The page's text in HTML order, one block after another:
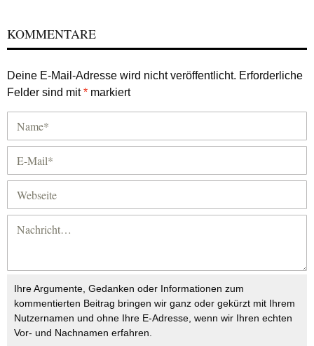
KOMMENTARE
Deine E-Mail-Adresse wird nicht veröffentlicht. Erforderliche
Felder sind mit* markiert
Ihre Argumente, Gedanken oder Informationen zum
kommentierten Beitrag bringen wir ganz oder gekürzt mit Ihrem
Nutzernamen und ohne Ihre E-Adresse, wenn wir Ihren echten
Vor- und Nachnamen erfahren.